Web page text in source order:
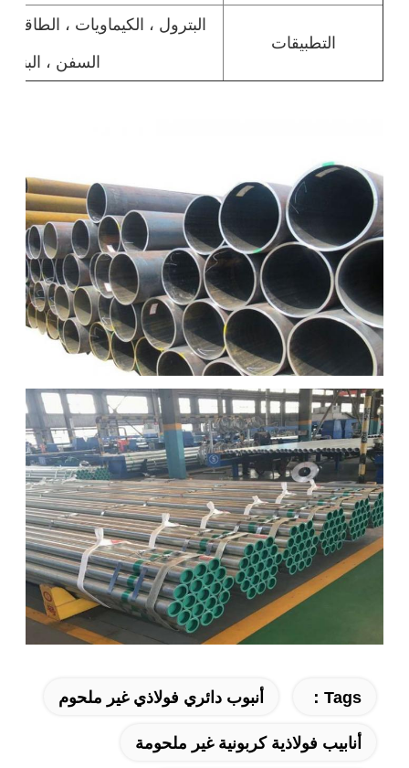
التطبيقات
البترول ، الكيماويات ، الطاقة ،
السفن ، البناء
Tags： أنبوب دائري فولاذي غير ملحوم
أنابيب فولاذية كربونية غير ملحومة